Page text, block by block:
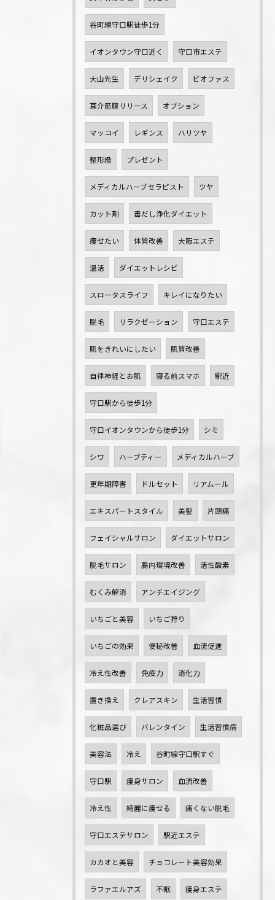
谷町線守口駅徒歩1分
イオンタウン守口近く 守口市エステ
大山先生 デリシェイク ビオファス
耳介筋膜リリース オプション
マッコイ レギンス ハリツヤ
整形級 プレゼント
メディカルハーブセラピスト ツヤ
カット剤 毒だし浄化ダイエット
痩せたい 体質改善 大阪エステ
温活 ダイエットレシピ
スロータスライフ キレイになりたい
脱毛 リラクゼーション 守口エステ
肌をきれいにしたい 肌質改善
自律神経とお肌 寝る前スマホ 駅近
守口駅から徒歩1分
守口イオンタウンから徒歩1分 シミ
シワ ハーブティー メディカルハーブ
更年期障害 ドルセット リアムール
エキスパートスタイル 美髪 片頭痛
フェイシャルサロン ダイエットサロン
脱毛サロン 腸内環境改善 活性酸素
むくみ解消 アンチエイジング
いちごと美容 いちご狩り
いちごの効果 便秘改善 血流促進
冷え性改善 免疫力 消化力
置き換え クレアスキン 生活習慣
化粧品選び バレンタイン 生活習慣病
美容法 冷え 谷町線守口駅すぐ
守口駅 痩身サロン 血流改善
冷え性 綺麗に痩せる 痛くない脱毛
守口エステサロン 駅近エステ
カカオと美容 チョコレート美容効果
ラファエルアズ 不眠 痩身エステ